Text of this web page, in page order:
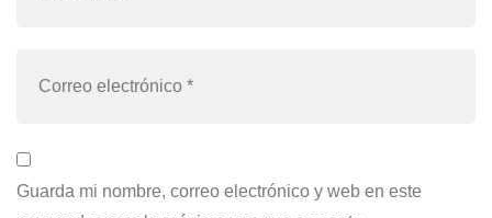
Guarda mi nombre, correo electrónico y web en este